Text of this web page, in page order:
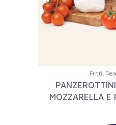
Fritti,
MOZZARELLA E